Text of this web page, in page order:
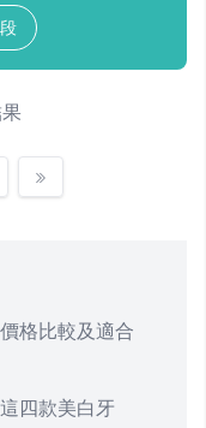
格比較及適合
四款美白牙